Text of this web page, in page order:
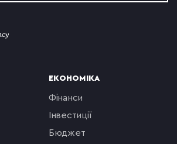
ЕКОНОМІКА
фінанси
інвестиції
бюджет